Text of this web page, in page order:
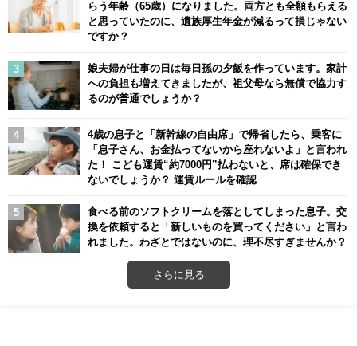
らう年齢（65歳）になりました。両方とも全額もらえる
と思っていたのに、遺族厚生年金が減るって損じゃない
ですか？
娘夫婦が仕事の日は毎日孫の夕飯を作っています。家計
への負担も増えてきましたが、祖父母なら無償で協力す
るのが普通でしょうか？
4歳の息子と「新幹線の自由席」で帰省したら、乗客に
「息子さん、お金払ってないから座れないよ」と言われ
た！ こども運賃“約7000円”払わないと、席は確保でき
ないでしょうか？ 運賃ルールを確認
食べる前のソフトクリームを落としてしまった息子。交
換を依頼すると「新しいものを買ってください」と言わ
れました。わざとではないのに、理不尽すぎませんか？
さらに見る